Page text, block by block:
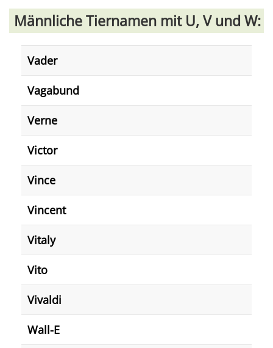
Männliche Tiernamen mit U, V und W:
Vader
Vagabund
Verne
Victor
Vince
Vincent
Vitaly
Vito
Vivaldi
Wall-E